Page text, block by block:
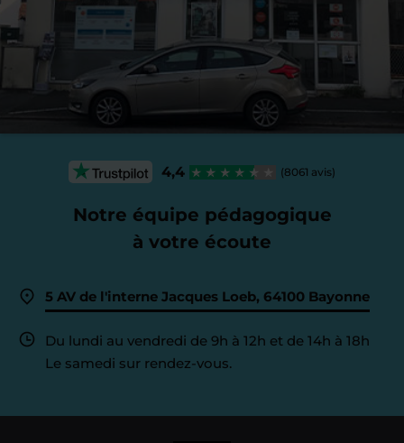
4,4 (8061 avis)
Notre équipe pédagogique
à votre écoute
5 AV de l'interne Jacques Loeb, 64100 Bayonne
Du lundi au vendredi de 9h à 12h et de 14h à 18h
Le samedi sur rendez-vous.